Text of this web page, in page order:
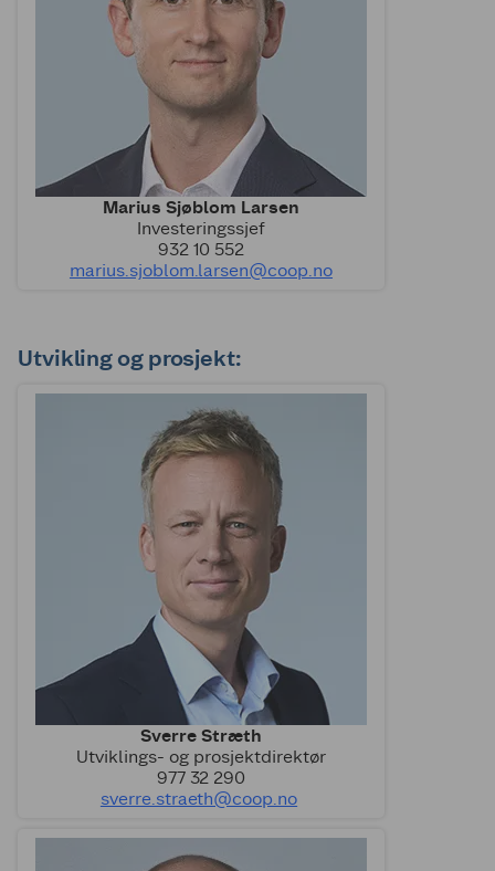
Marius Sjøblom Larsen
Investeringssjef
932 10 552
marius.sjoblom.larsen@coop.no
Utvikling og prosjekt:
Sverre Stræth
Utviklings- og prosjektdirektør
977 32 290
sverre.straeth@coop.no